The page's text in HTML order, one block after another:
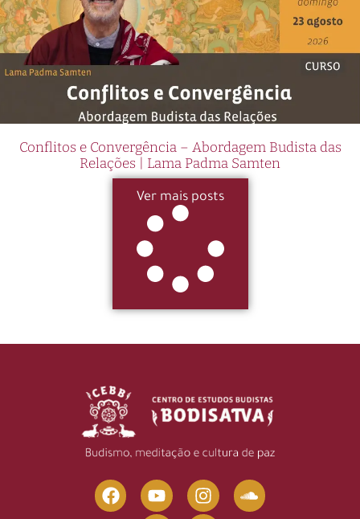
Conflitos e Convergência – Abordagem Budista das
Relações | Lama Padma Samten
Ver mais posts